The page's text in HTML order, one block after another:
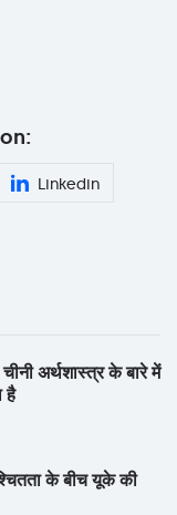
Linkedin
अर्थशास्त्र के बारे में
है
के बीच यूके की